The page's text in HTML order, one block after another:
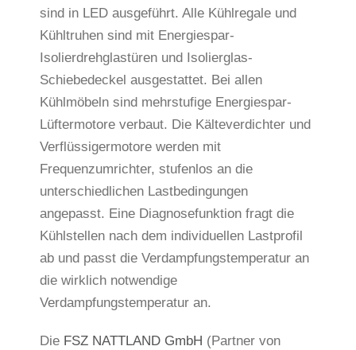
sind in LED ausgeführt. Alle Kühlregale und
Kühltruhen sind mit Energiespar-
Isolierdrehglastüren und Isolierglas-
Schiebedeckel ausgestattet. Bei allen
Kühlmöbeln sind mehrstufige Energiespar-
Lüftermotore verbaut. Die Kälteverdichter und
Verflüssigermotore werden mit
Frequenzumrichter, stufenlos an die
unterschiedlichen Lastbedingungen
angepasst. Eine Diagnosefunktion fragt die
Kühlstellen nach dem individuellen Lastprofil
ab und passt die Verdampfungstemperatur an
die wirklich notwendige
Verdampfungstemperatur an.
Die FSZ NATTLAND GmbH (Partner von